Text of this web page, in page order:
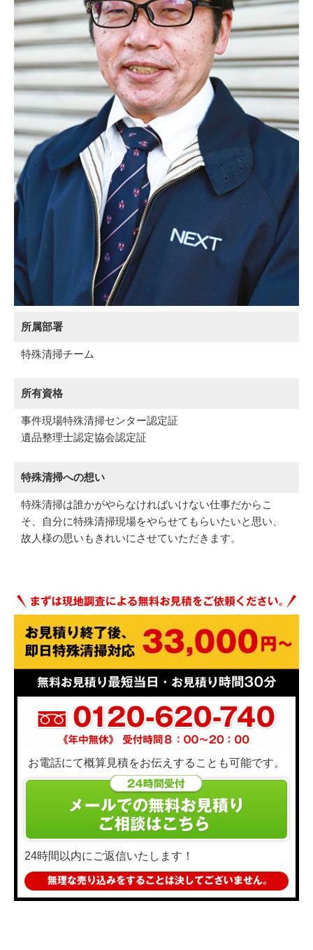
所属部署
特殊清掃チーム
所有資格
事件現場特殊清掃センター認定証
遺品整理士認定協会認定証
特殊清掃への想い
特殊清掃は誰かがやらなければいけない仕事だからこ
そ、自分に特殊清掃現場をやらせてもらいたいと思い、
故人様の思いもきれいにさせていただきます。
お電話にて概算見積をお伝えすることも可能です。
24時間以内にご返信いたします！